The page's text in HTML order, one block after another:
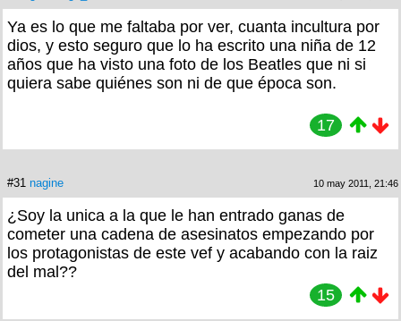
Ya es lo que me faltaba por ver, cuanta incultura por
dios, y esto seguro que lo ha escrito una niña de 12
años que ha visto una foto de los Beatles que ni si
quiera sabe quiénes son ni de que época son.
17
#31 nagine 10 may 2011, 21:46
¿Soy la unica a la que le han entrado ganas de
cometer una cadena de asesinatos empezando por
los protagonistas de este vef y acabando con la raiz
del mal??
15